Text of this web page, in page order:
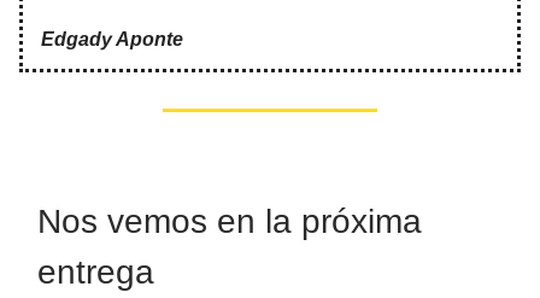
Edgady Aponte
Nos vemos en la próxima
entrega